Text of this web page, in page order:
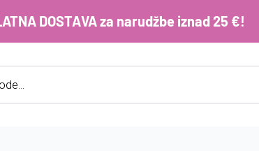
DOSTAVA za narudžbe iznad 25 €!